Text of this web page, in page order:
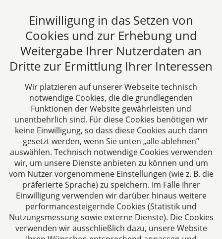
Fax: +49 241 94621-111
E-Mail:
kanzlei@dhk-law.com
Über uns
DH&K ist Ihre erfahrene Wirtschaftskanzlei aus
Aachen. Wir denken unternehmerisch und
verstehen uns als Full-Service-Dienstleister. Rechts-
und Steuerberatung auf höchstem Niveau in einer
persönlichen Beratungs- und Arbeitsatmosphäre
sind die Zielsetzungen unserer täglichen Arbeit.
Folgen Sie uns auf
Einwilligung in das Setzen von
Cookies und zur Erhebung und
Weitergabe Ihrer Nutzerdaten an
Dritte zur Ermittlung Ihrer Interessen
Wir platzieren auf unserer Webseite technisch
notwendige Cookies, die die grundlegenden
Funktionen der Website gewährleisten und
unentbehrlich sind. Für diese Cookies benötigen wir
keine Einwilligung, so dass diese Cookies auch dann
gesetzt werden, wenn Sie unten „alle ablehnen“
auswählen. Technisch notwendige Cookies verwenden
wir, um unsere Dienste anbieten zu können und um
vom Nutzer vorgenommene Einstellungen (wie z. B. die
präferierte Sprache) zu speichern. Im Falle Ihrer
Einwilligung verwenden wir darüber hinaus weitere
performancesteigernde Cookies (Statistik und
Nutzungsmessung sowie externe Dienste). Die Cookies
verwenden wir ausschließlich dazu, unsere Website